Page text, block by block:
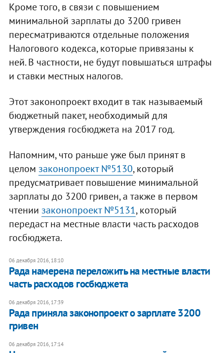
Кроме того, в связи с повышением
минимальной зарплаты до 3200 гривен
пересматриваются отдельные положения
Налогового кодекса, которые привязаны к
ней. В частности, не будут повышаться штрафы
и ставки местных налогов.
Этот законопроект входит в так называемый
бюджетный пакет, необходимый для
утверждения госбюджета на 2017 год.
Напомним, что раньше уже был принят в
целом законопроект №5130, который
предусматривает повышение минимальной
зарплаты до 3200 гривен, а также в первом
чтении законопроект №5131, который
передаст на местные власти часть расходов
госбюджета.
06 декабря 2016, 18:10
Рада намерена переложить на местные власти
часть расходов госбюджета
06 декабря 2016, 17:39
​Рада приняла законопроект о зарплате 3200
гривен
06 декабря 2016, 17:14